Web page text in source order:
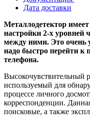
Дата доставки
Металлодетектор
настройки 2-х уровней
между ними. Это очень
надо быстро перейти
телефона.
Высокочувствительный
используемый для
процессе личного
корреспонденции.
поисковые, а также